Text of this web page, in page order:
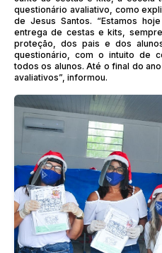
questionário avaliativo, como
de Jesus Santos. “Estamos
entrega de cestas e kits,
proteção, dos pais e dos
questionário, com o intuito de
todos os alunos. Até o final do
avaliativos”, informou.